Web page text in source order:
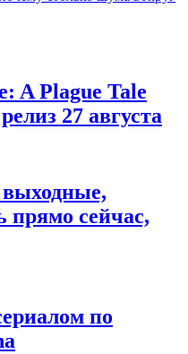
A Plague Tale
27 августа
прямо сейчас,
по